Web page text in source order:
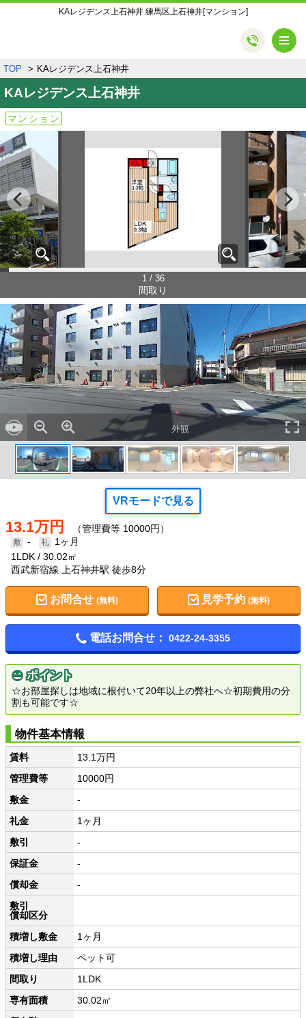
KAレジデンス上石神井 練馬区上石神井[マンション]
TOP KAレジデンス上石神井
KAレジデンス上石神井
マンション
1 / 36
間取り
外観
VRモードで見る
13.1万円 （管理費等 10000円）
-
1ヶ月
1LDK
30.02㎡
西武新宿線 上石神井駅 徒歩8分
お問合せ (無料) 見学予約(無料)
電話お問合せ： 0422-24-3355
ポイント
☆お部屋探しは地域に根付いて20年以上の弊社へ☆初期費用の分
割も可能です☆
物件基本情報
賃料
13.1万円
管理費等
10000円
敷金
-
礼金
1ヶ月
敷引
-
保証金
-
償却金
-
敷引
償却区分
積増し敷金
1ヶ月
積増し理由
ペット可
間取り
1LDK
専有面積
30.02㎡